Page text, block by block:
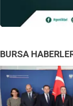
BURSA